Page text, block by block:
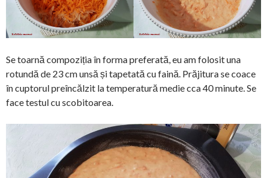
Se toarnă compoziția în forma preferată, eu am folosit una
rotundă de 23 cm unsă și tapetată cu faină. Prăjitura se coace
în cuptorul preîncălzit la temperatură medie cca 40 minute. Se
face testul cu scobitoarea.